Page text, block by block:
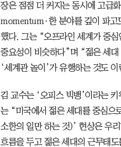
장은 점점 더 커지는 동시에 고급
momentum∙한 분야를 깊이 파고
했다. 그는 “오프라인 세계가 중
중요성이 비슷하다”며 “젊은 세
‘세계관 놀이’가 유행하는 것도
김 교수는 ‘오피스 빅뱅’이라는
는 “미국에서 젊은 세대를 중심으
소한의 일만 하는 것)’ 현상은 우
흐름을 두고 젊은 세대의 근무태